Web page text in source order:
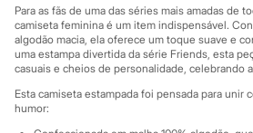
Botas
Chinelos
Rasteirinhas
Sandálias
Sapatilhas
Tênis
Marcas
City
Para as fãs de uma das séries mais amadas de
camiseta feminina é um item indispensável.
algodão macia, ela oferece um toque suave e
uma estampa divertida da série Friends, esta
casuais e cheios de personalidade, celebrando
Esta camiseta estampada foi pensada para unir
humor: